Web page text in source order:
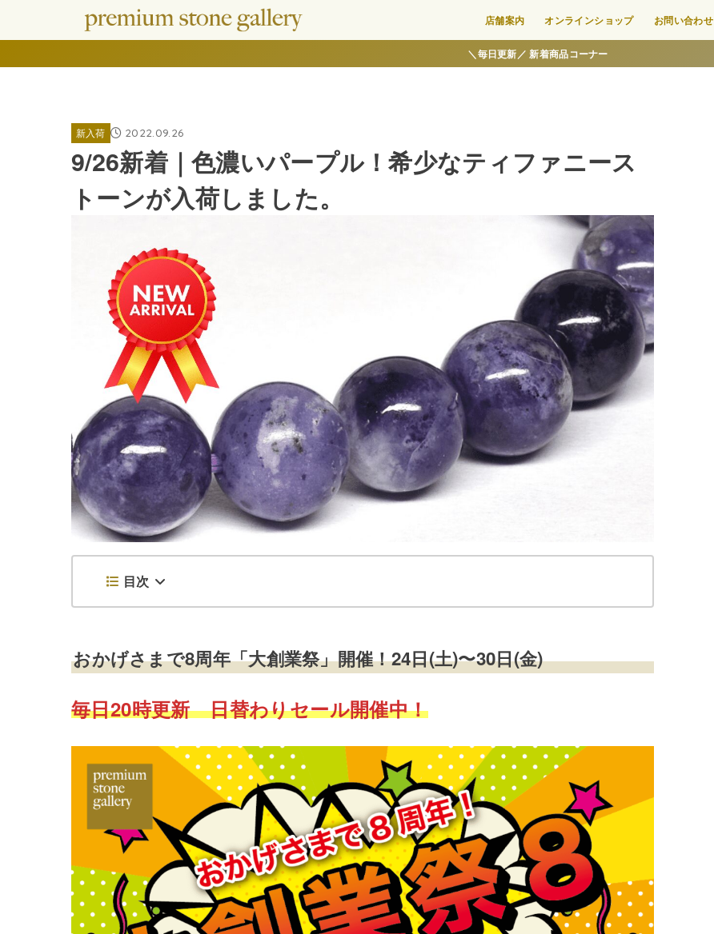
店舗案内 オンラインショップ お問い合わせ
＼毎日更新／ 新着商品コーナー
新入荷 2022.09.26
9/26新着｜色濃いパープル！希少なティファニース
トーンが入荷しました。
目次
おかげさまで8周年「大創業祭」開催！24日(土)〜30日(金)
毎日20時更新 日替わりセール開催中！